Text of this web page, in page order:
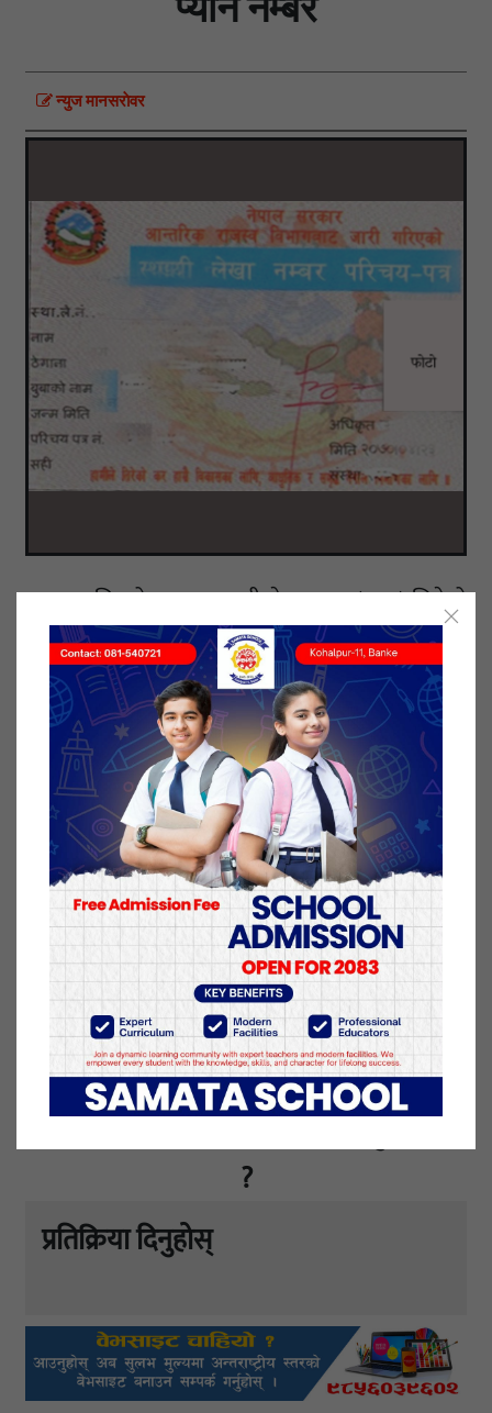
न्युज मानसराेवर
रासस। पछिल्लो समयमा स्थायी लेखा नम्बर (प्यान) लिनेको
संख्यामा वृद्धि हुँदै गएको पाइएको छ। अर्थ मन्त्रालयका
अनुसार चालु आर्थिक वर्षको वैशाख मसान्तसम्म कुल ४०
लाख ४३ हजार ७९४ले प्यान लिएका हुन्। प्यान लिनेको
संख्या बढ्दै जाँदा ढुक्कले कमाउने र कानूनअनुसार लाग्ने कर
तिर्ने संख्यामा बढोत्तरी भएको देखिन्छ। जसमध्ये व्यावसायिक
स्थायी लेखा नम्बर लिने करदाता१५ लाख ९३ हजार ७४
पुगेको छ।
७ असार २०७८, सोमबार प्रकाशित
?
प्रतिक्रिया दिनुहोस्